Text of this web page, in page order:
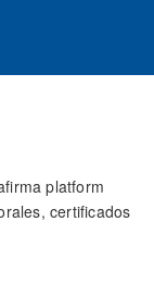
platform
certificados